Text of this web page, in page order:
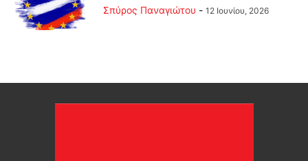
Σπύρος Παναγιώτου - 12 Ιουνίου, 2026